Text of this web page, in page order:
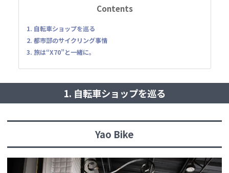
Contents
1. 自転車ショップを巡る
2. 都市部のサイクリング事情
3. 旅は“X70”と一緒に。
1. 自転車ショップを巡る
Yao Bike